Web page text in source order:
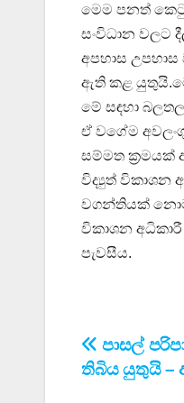
මෙම පනත්
සංවිධාන වලට
අපහාස
ඇති කළ
මේ සඳහා
ඒ වගේම
සම්මත ක්‍රමයක්
විද්‍යුත් විකාශන
වගන්තියක්
විකාශන
පැවසීය.
Post
පාසල්
තිබිය යුතුයි –